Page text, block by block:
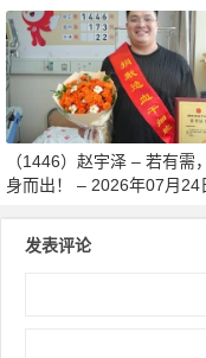
造血干细胞传递希望 –
月27日
（1446）赵宇泽 – 若有需
身而出！ – 2026年07月24
发表评论